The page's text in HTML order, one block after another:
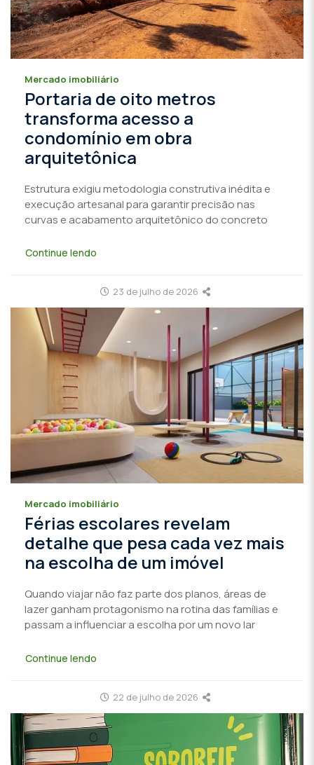
Mercado imobiliário
Portaria de oito metros
transforma acesso a
condomínio em obra
arquitetônica
Estrutura exigiu metodologia construtiva inédita e
execução artesanal para garantir precisão nas
curvas e acabamento arquitetônico do concreto
Continue lendo
23 de julho de 2026
Mercado imobiliário
Férias escolares revelam
detalhe que pesa cada vez mais
na escolha de um imóvel
Quando viajar não faz parte dos planos, áreas de
lazer ganham protagonismo na rotina das famílias e
passam a influenciar a escolha por um novo lar
Continue lendo
22 de julho de 2026